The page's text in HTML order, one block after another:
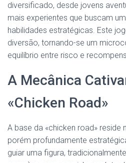
diversificado, desde jovens
mais experientes que buscam
habilidades estratégicas. Este
diversão, tornando-se um
equilíbrio entre risco e
A Mecânica
«Chicken Road»
A base da «chicken road» reside
porém profundamente
guiar uma figura,